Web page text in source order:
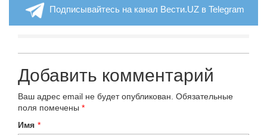
Подписывайтесь на канал Вести.UZ в Telegram
Добавить комментарий
Ваш адрес email не будет опубликован. Обязательные
поля помечены *
Имя *